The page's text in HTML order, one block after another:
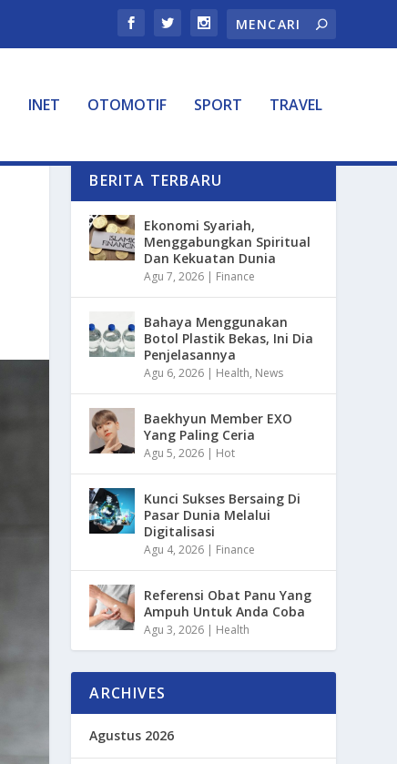
INET OTOMOTIF SPORT TRAVEL
BERITA TERBARU
Ekonomi Syariah,
Menggabungkan Spiritual
Dan Kekuatan Dunia
Agu 7, 2026 | Finance
Bahaya Menggunakan
Botol Plastik Bekas, Ini Dia
Penjelasannya
Agu 6, 2026 | Health, News
Baekhyun Member EXO
Yang Paling Ceria
Agu 5, 2026 | Hot
Kunci Sukses Bersaing Di
Pasar Dunia Melalui
Digitalisasi
Agu 4, 2026 | Finance
Referensi Obat Panu Yang
Ampuh Untuk Anda Coba
Agu 3, 2026 | Health
ARCHIVES
Agustus 2026